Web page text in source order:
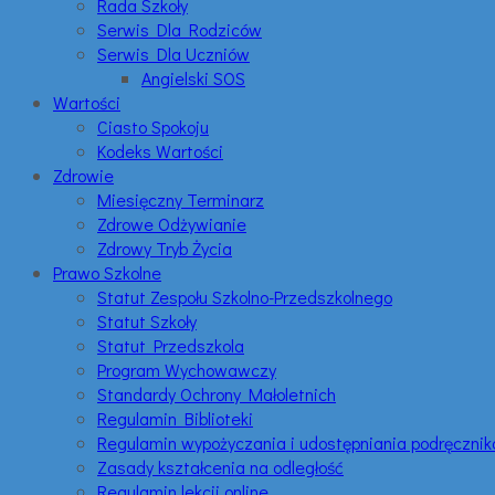
Rada Szkoły
Serwis Dla Rodziców
Serwis Dla Uczniów
Angielski SOS
Wartości
Ciasto Spokoju
Kodeks Wartości
Zdrowie
Miesięczny Terminarz
Zdrowe Odżywianie
Zdrowy Tryb Życia
Prawo Szkolne
Statut Zespołu Szkolno-Przedszkolnego
Statut Szkoły
Statut Przedszkola
Program Wychowawczy
Standardy Ochrony Małoletnich
Regulamin Biblioteki
Regulamin wypożyczania i udostępniania
Zasady kształcenia na odległość